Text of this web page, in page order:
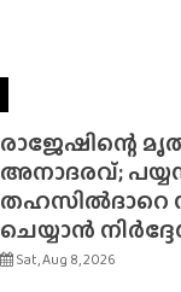
രാജേഷിന്റെ
അനാദരവ്;
ചെയ്യാൻ
Sat, Aug 8, 2026